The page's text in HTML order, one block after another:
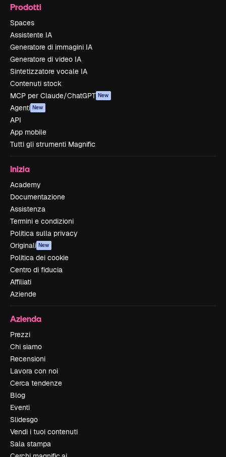
Prodotti
Spaces
Assistente IA
Generatore di immagini IA
Generatore di video IA
Sintetizzatore vocale IA
Contenuti stock
MCP per Claude/ChatGPT New
Agenti New
API
App mobile
Tutti gli strumenti Magnific
Inizia
Academy
Documentazione
Assistenza
Termini e condizioni
Politica sulla privacy
Originali New
Politica dei cookie
Centro di fiducia
Affiliati
Aziende
Azienda
Prezzi
Chi siamo
Recensioni
Lavora con noi
Cerca tendenze
Blog
Eventi
Slidesgo
Vendi i tuoi contenuti
Sala stampa